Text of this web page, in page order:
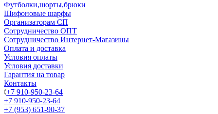
Футболки,шорты,брюки
Шифоновые шарфы
Организаторам СП
Сотрудничество ОПТ
Сотрудничество Интернет-Магазины
Оплата и доставка
Условия оплаты
Условия доставки
Гарантия на товар
Контакты
+7 910-950-23-64
+7 910-950-23-64
+7 (953) 651-90-37